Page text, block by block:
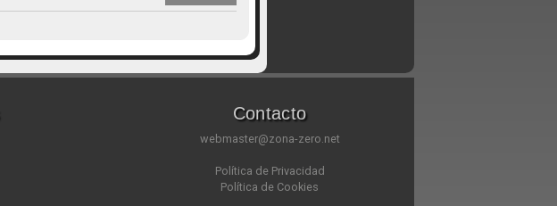
Contacto
webmaster@zona-zero.net
Política de Privacidad
Política de Cookies